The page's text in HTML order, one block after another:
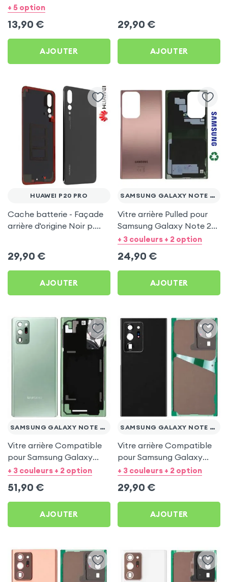
Noir p. Samsung Galaxy
+ 5 option
13,90 €
AJOUTER
29,90 €
AJOUTER
HUAWEI P20 PRO
Cache batterie - Façade
arrière d'origine Noir p.
29,90 €
AJOUTER
SAMSUNG GALAXY NOTE 20 ULTRA
Vitre arrière Pulled pour
Samsung Galaxy Note 20
Ultra - Bronze
+ 3 couleurs + 2 option
24,90 €
AJOUTER
SAMSUNG GALAXY NOTE 20 ULTRA
Vitre arrière Compatible
pour Samsung Galaxy
Note 20 Ultra - Vert
+ 3 couleurs + 2 option
51,90 €
AJOUTER
SAMSUNG GALAXY NOTE 20 ULTRA
Vitre arrière Compatible
pour Samsung Galaxy
Note 20 Ultra - Noir
+ 3 couleurs + 2 option
29,90 €
AJOUTER